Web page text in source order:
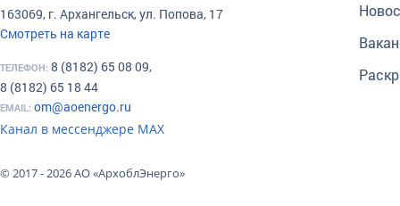
163069, г. Архангельск, ул. Попова, 17
Смотреть на карте
ТЕЛЕФОН: 8 (8182) 65 08 09,
8 (8182) 65 18 44
EMAIL: om@aoenergo.ru
© 2017 - 2026 АО «АрхоблЭнерго»
Канал в мессенджере МАХ